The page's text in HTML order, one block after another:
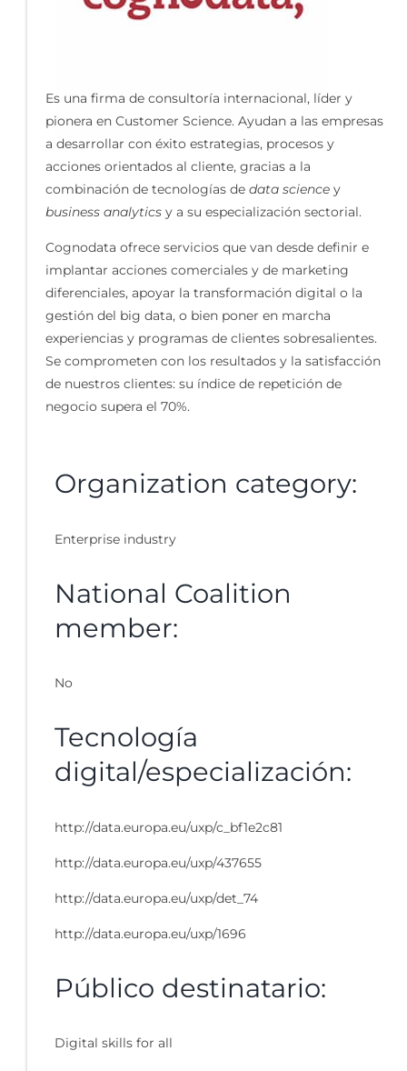
Es una firma de consultoría internacional, líder y
pionera en Customer Science. Ayudan a las empresas
a desarrollar con éxito estrategias, procesos y
acciones orientados al cliente, gracias a la
combinación de tecnologías de data science y
business analytics y a su especialización sectorial.
Cognodata ofrece servicios que van desde definir e
implantar acciones comerciales y de marketing
diferenciales, apoyar la transformación digital o la
gestión del big data, o bien poner en marcha
experiencias y programas de clientes sobresalientes.
Se comprometen con los resultados y la satisfacción
de nuestros clientes: su índice de repetición de
negocio supera el 70%.
Organization category:
Enterprise industry
National Coalition
member:
No
Tecnología
digital/especialización:
http://data.europa.eu/uxp/c_bf1e2c81
http://data.europa.eu/uxp/437655
http://data.europa.eu/uxp/det_74
http://data.europa.eu/uxp/1696
Público destinatario:
Digital skills for all